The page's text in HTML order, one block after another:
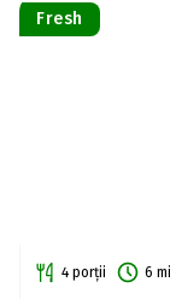
Fresh
4 porții 6